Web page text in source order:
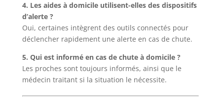
4. Les aides à domicile utilisent-elles des dispositifs
d’alerte ?
Oui, certaines intègrent des outils connectés pour
déclencher rapidement une alerte en cas de chute.
5. Qui est informé en cas de chute à domicile ?
Les proches sont toujours informés, ainsi que le
médecin traitant si la situation le nécessite.